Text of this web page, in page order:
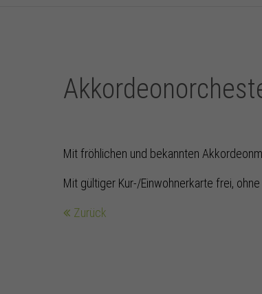
Mit fröhlichen und bekannten
Mit gültiger Kur-/Einwohnerkarte frei,
Zurück